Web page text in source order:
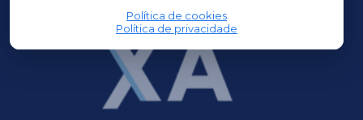
Política de cookies
Política de privacidade